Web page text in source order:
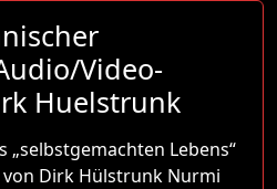
Video-
Huelstrunk
„selbstgemachten Lebens“
Dirk Hülstrunk Nurmi